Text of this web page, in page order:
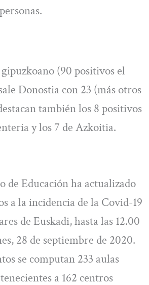
(90 positivos el
Donostia con 23 (más otros
también los 8 positivos
y los 7 de Azkoitia.
de Educación ha actualizado
a la incidencia de la Covid-19
de Euskadi, hasta las 12.00
28 de septiembre de 2020.
se computan 233 aulas
a 162 centros